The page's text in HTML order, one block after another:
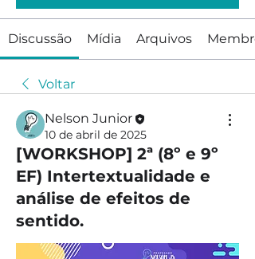
Discussão Mídia Arquivos
Voltar
Nelson Junior
10 de abril de 2025
[WORKSHOP] 2ª (8º e 9º
EF) Intertextualidade e
análise de efeitos de
sentido.